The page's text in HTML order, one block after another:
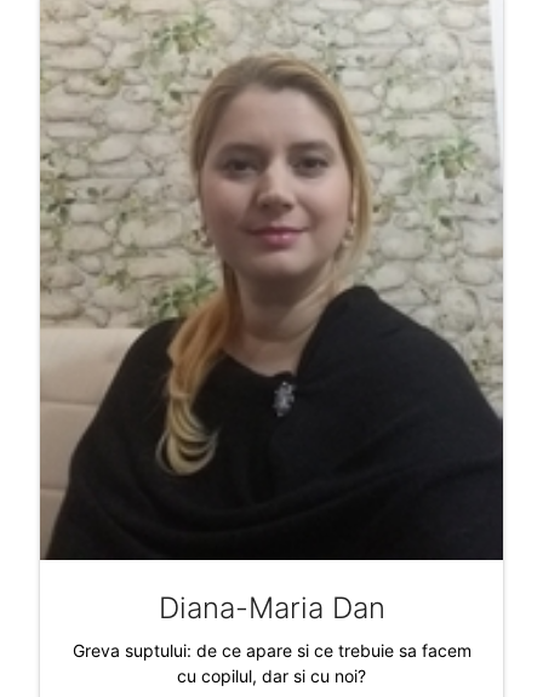
Diana-Maria Dan
Greva suptului: de ce apare si ce trebuie sa facem
cu copilul, dar si cu noi?